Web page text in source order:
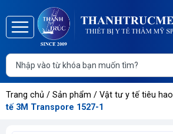
Trang
chủ
Giới
thiệu
Trang chủ / Sản phẩm / Vật tư y tế tiêu hao
tế 3M Transpore 1527-1